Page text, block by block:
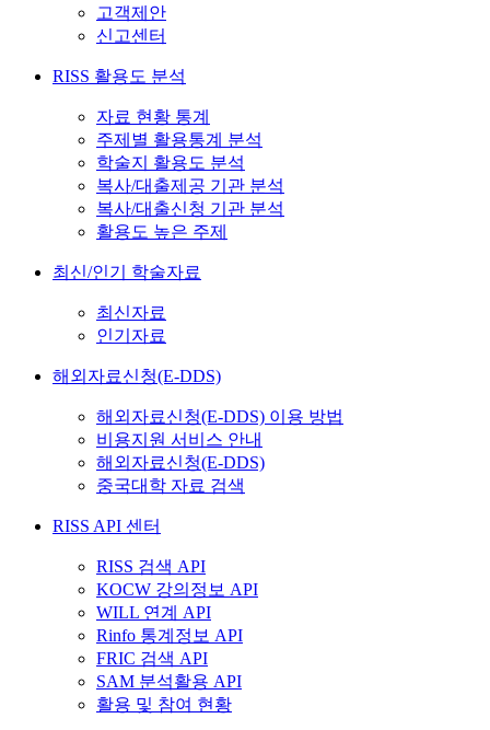
고객제안
신고센터
RISS 활용도 분석
자료 현황 통계
주제별 활용통계 분석
학술지 활용도 분석
복사/대출제공 기관 분석
복사/대출신청 기관 분석
활용도 높은 주제
최신/인기 학술자료
최신자료
인기자료
해외자료신청(E-DDS)
해외자료신청(E-DDS) 이용 방법
비용지원 서비스 안내
해외자료신청(E-DDS)
중국대학 자료 검색
RISS API 센터
RISS 검색 API
KOCW 강의정보 API
WILL 연계 API
Rinfo 통계정보 API
FRIC 검색 API
SAM 분석활용 API
활용 및 참여 현황